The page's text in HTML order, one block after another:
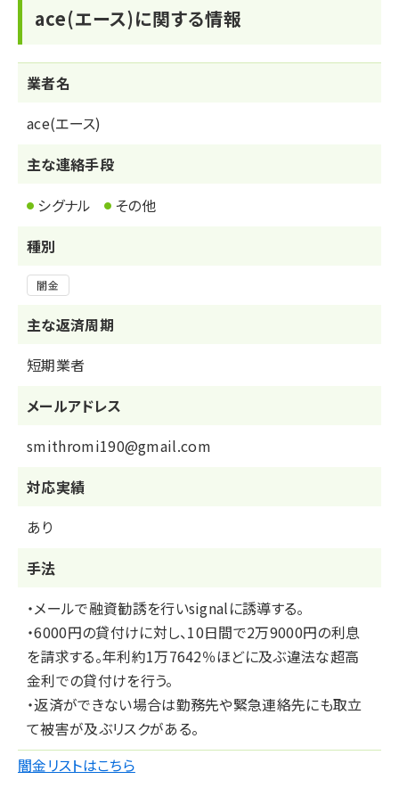
ace(エース)に関する情報
業者名
ace(エース)
主な連絡手段
シグナル
その他
種別
闇金
主な返済周期
短期業者
メールアドレス
smithromi190@gmail.com
対応実績
あり
⼿法
・メールで融資勧誘を行いsignalに誘導する。
・6000円の貸付けに対し、10日間で2万9000円の利息
を請求する。年利約1万7642％ほどに及ぶ違法な超高
金利での貸付けを行う。
・返済ができない場合は勤務先や緊急連絡先にも取立
て被害が及ぶリスクがある。
闇金リストはこちら